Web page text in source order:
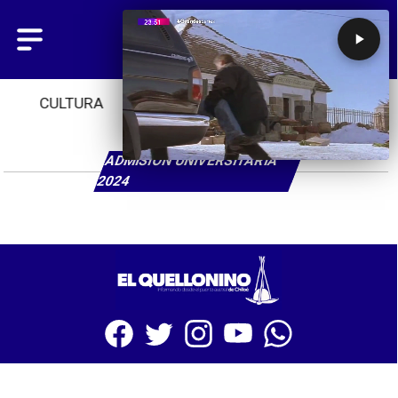
CULTURA TENDENCIAS INICIO
ADMISIÓN UNIVERSITARIA
2024